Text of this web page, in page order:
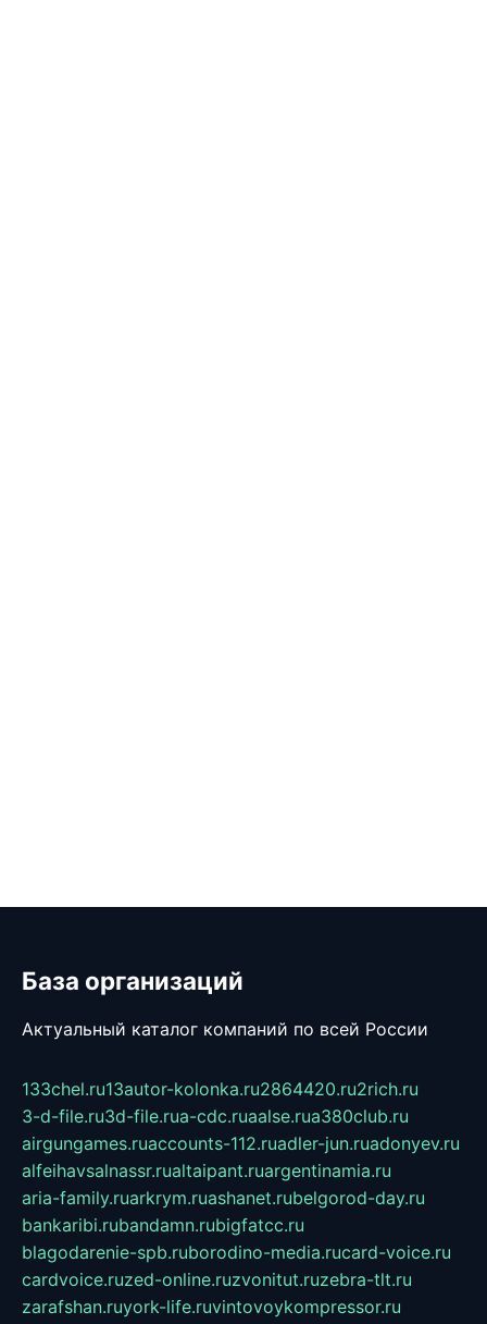
База организаций
Актуальный каталог компаний по всей России
133chel.ru13autor-kolonka.ru2864420.ru2rich.ru
3-d-file.ru3d-file.rua-cdc.ruaalse.rua380club.ru
airgungames.ruaccounts-112.ruadler-jun.ruadonyev.ru
alfeihavsalnassr.rualtaipant.ruargentinamia.ru
aria-family.ruarkrym.ruashanet.rubelgorod-day.ru
bankaribi.rubandamn.rubigfatcc.ru
blagodarenie-spb.ruborodino-media.rucard-voice.ru
cardvoice.ruzed-online.ruzvonitut.ruzebra-tlt.ru
zarafshan.ruyork-life.ruvintovoykompressor.ru